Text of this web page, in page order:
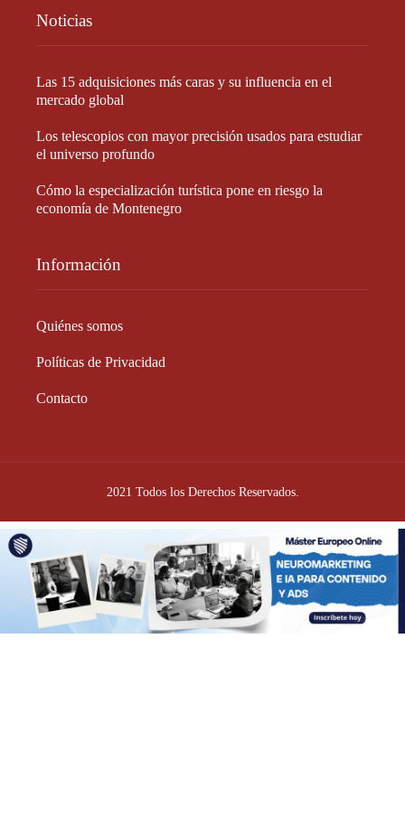
Noticias
Las 15 adquisiciones más caras y su influencia en el
mercado global
Los telescopios con mayor precisión usados para estudiar
el universo profundo
Cómo la especialización turística pone en riesgo la
economía de Montenegro
Información
Quiénes somos
Políticas de Privacidad
Contacto
2021 Todos los Derechos Reservados.